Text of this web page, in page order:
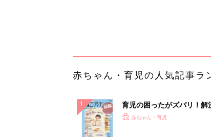
が見逃せない！
PR（Amazon）